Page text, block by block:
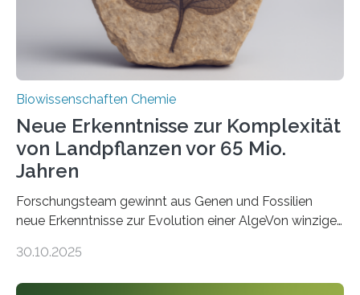
Fachzeitschrift…
Biowissenschaften Chemie
Neue Erkenntnisse zur Komplexität
von Landpflanzen vor 65 Mio.
Jahren
Forschungsteam gewinnt aus Genen und Fossilien
neue Erkenntnisse zur Evolution einer AlgeVon winzigen
Landpflanzen zählen zu den komplexesten
30.10.2025